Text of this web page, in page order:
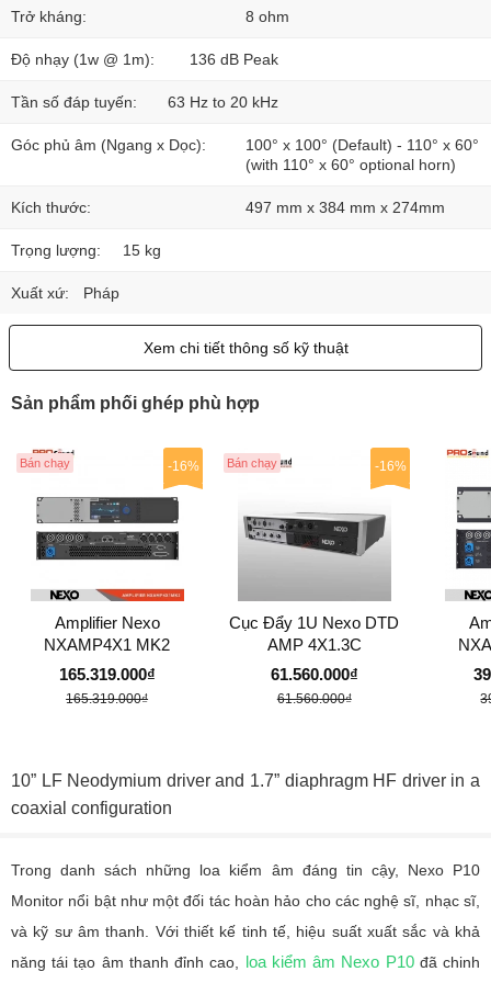
Trở kháng: 8 ohm
Độ nhạy (1w @ 1m): 136 dB Peak
Tần số đáp tuyến: 63 Hz to 20 kHz
Góc phủ âm (Ngang x Dọc):
100° x 100° (Default) - 110° x 60°
(with 110° x 60° optional horn)
Kích thước: 497 mm x 384 mm x 274mm
Trọng lượng: 15 kg
Xuất xứ: Pháp
Xem chi tiết thông số kỹ thuật
Sản phẩm phối ghép phù hợp
Bán chạy -16%
Amplifier Nexo
NXAMP4X1 MK2
165.319.000₫
165.319.000₫
Bán chạy -16%
Cục Đẩy 1U Nexo DTD
AMP 4X1.3C
61.560.000₫
61.560.000₫
10” LF Neodymium driver and 1.7” diaphragm HF driver in a
coaxial configuration
Trong danh sách những loa kiểm âm đáng tin cậy, Nexo P10
Monitor nổi bật như một đối tác hoàn hảo cho các nghệ sĩ, nhạc sĩ,
và kỹ sư âm thanh. Với thiết kế tinh tế, hiệu suất xuất sắc và khả
năng tái tạo âm thanh đỉnh cao, loa kiểm âm Nexo P10đã chinh